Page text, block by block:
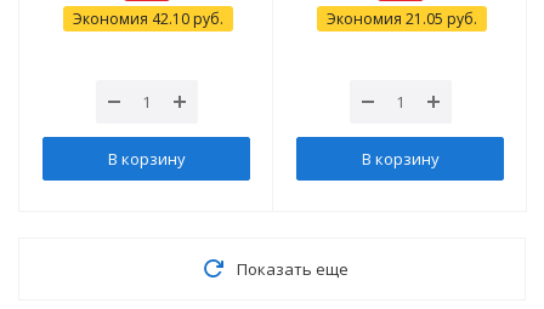
Экономия 42.10 руб.
В корзину
Экономия 21.05 руб.
В корзину
Показать еще